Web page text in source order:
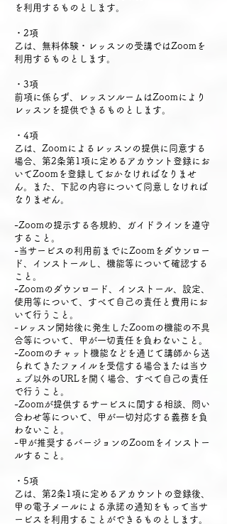
を利用するものとします。
・2項
乙は、無料体験・レッスンの受講ではZoomを
利用するものとします。
・3項
前項に係らず、レッスンルームはZoomにより
レッスンを提供できるものとします。
・4項
乙は、Zoomによるレッスンの提供に同意する
場合、第2条第1項に定めるアカウント登録にお
いてZoomを登録しておかなければなりませ
ん。また、下記の内容について同意しなければ
なりません。
-Zoomの提示する各規約、ガイドラインを遵守
すること。
-当サービスの利用前までにZoomをダウンロー
ド、インストールし、機能等について確認する
こと。
-Zoomのダウンロード、インストール、設定、
使用等について、すべて自己の責任と費用にお
いて行うこと。
-レッスン開始後に発生したZoomの機能の不具
合等について、甲が一切責任を負わないこと。
-Zoomのチャット機能などを通じて講師から送
られてきたファイルを受信する場合または当ウ
ェブ以外のURLを開く場合、すべて自己の責任
で行うこと。
-Zoomが提供するサービスに関する相談、問い
合わせ等について、甲が一切対応する義務を負
わないこと。
-甲が推奨するバージョンのZoomをインストー
ルすること。
・5項
乙は、第2条1項に定めるアカウントの登録後、
甲の電子メールによる承諾の通知をもって当サ
ービスを利用することができるものとします。